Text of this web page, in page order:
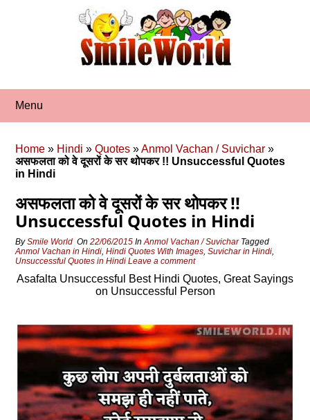
Menu
Home » Hindi »Quotes »Anmol Vachan / Suvichar »
असफलता को वे दूसरों के सर थोपकर !! Unsuccessful Quotes
in Hindi
असफलता को वे दूसरों के सर थोपकर !!
Unsuccessful Quotes in Hindi
BySmile World On22/06/2015 InAnmol Vachan / Suvichar Tagged
Anmol Vachan in Hindi,Hindi Quotes With Images,Suvichar in Hindi,
Unsuccessful Quotes in Hindi Leave a comment
Asafalta Unsuccessful Best Hindi Quotes, Great Sayings
on Unsuccessful Person